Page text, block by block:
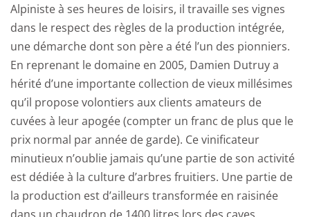
Alpiniste à ses heures de loisirs, il travaille ses vignes
dans le respect des règles de la production intégrée,
une démarche dont son père a été l’un des pionniers.
En reprenant le domaine en 2005, Damien Dutruy a
hérité d’une importante collection de vieux millésimes
qu’il propose volontiers aux clients amateurs de
cuvées à leur apogée (compter un franc de plus que le
prix normal par année de garde). Ce vinificateur
minutieux n’oublie jamais qu’une partie de son activité
est dédiée à la culture d’arbres fruitiers. Une partie de
la production est d’ailleurs transformée en raisinée